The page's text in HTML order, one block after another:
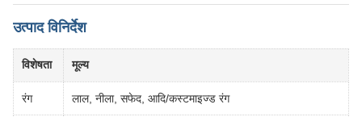
उत्पाद विनिर्देश
विशेषता मूल्य
रंग लाल, नीला, सफेद, आदि/कस्टमाइज्ड रंग